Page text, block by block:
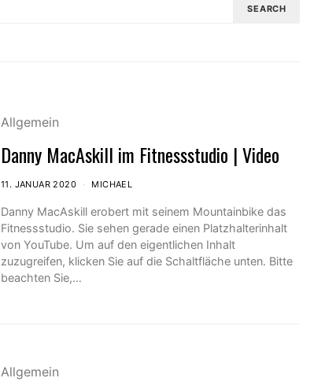
SEARCH
Allgemein
Danny MacAskill im Fitnessstudio | Video
11. JANUAR 2020 MICHAEL
Danny MacAskill erobert mit seinem Mountainbike das
Fitnessstudio. Sie sehen gerade einen Platzhalterinhalt
von YouTube. Um auf den eigentlichen Inhalt
zuzugreifen, klicken Sie auf die Schaltfläche unten. Bitte
beachten Sie,…
Allgemein